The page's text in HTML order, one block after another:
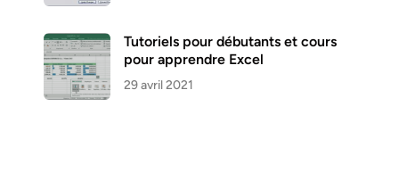
Tutoriels pour débutants et cours
pour apprendre Excel
29 avril 2021